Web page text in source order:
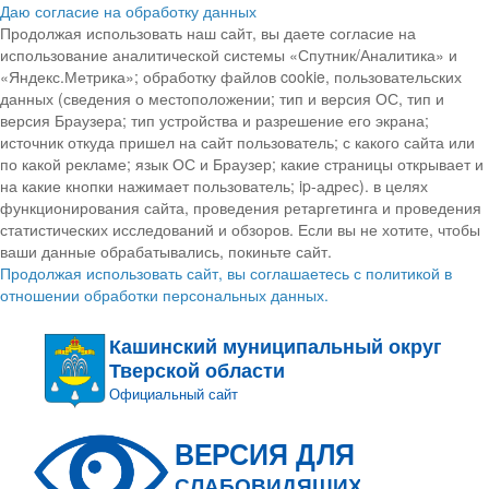
Даю согласие на обработку данных
Продолжая использовать наш сайт, вы даете согласие на
использование аналитической системы «Спутник/Аналитика» и
«Яндекс.Метрика»; обработку файлов cookie, пользовательских
данных (сведения о местоположении; тип и версия ОС, тип и
версия Браузера; тип устройства и разрешение его экрана;
источник откуда пришел на сайт пользователь; с какого сайта или
по какой рекламе; язык ОС и Браузер; какие страницы открывает и
на какие кнопки нажимает пользователь; ip-адрес). в целях
функционирования сайта, проведения ретаргетинга и проведения
статистических исследований и обзоров. Если вы не хотите, чтобы
ваши данные обрабатывались, покиньте сайт.
Продолжая использовать сайт, вы соглашаетесь с политикой в
отношении обработки персональных данных.